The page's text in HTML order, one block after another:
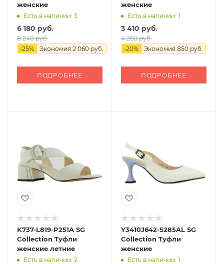
женские
Есть в наличии: 3
6 180 руб.
8 240 руб.
-25% Экономия 2 060 руб.
ПОДРОБНЕЕ
женские
Есть в наличии: 1
3 410 руб.
4 260 руб.
-20% Экономия 850 руб.
ПОДРОБНЕЕ
K737-L819-P251A SG
Collection Туфли
женские летние
Есть в наличии: 2
Y3410J642-5285AL SG
Collection Туфли
женские
Есть в наличии: 1